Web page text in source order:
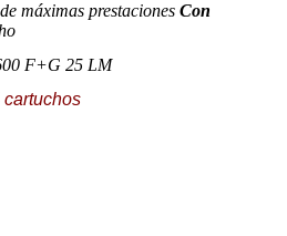
máximas prestaciones Con
F+G 25 LM